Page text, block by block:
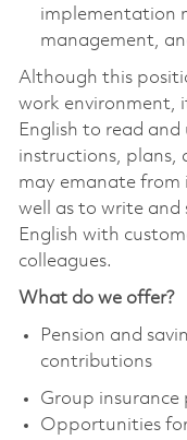
implementation
management,
Although this
work environment,
English to read
instructions, plans,
may emanate
well as to write and
English with
colleagues.
What do we offer?
Pension and
contributions
Group insurance
Opportunities